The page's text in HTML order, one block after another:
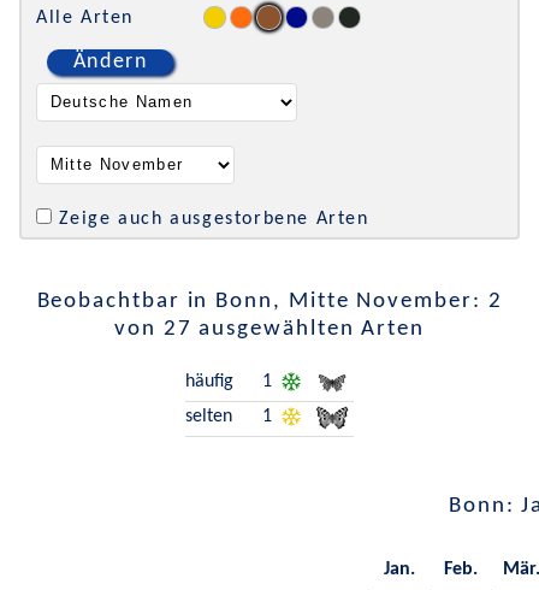
Alle Arten
Ändern
Zeige auch ausgestorbene Arten
Beobachtbar in Bonn, Mitte November: 2
von 27 ausgewählten Arten
häufig
1
selten
1
Bonn:
Jan. Feb. Mär.